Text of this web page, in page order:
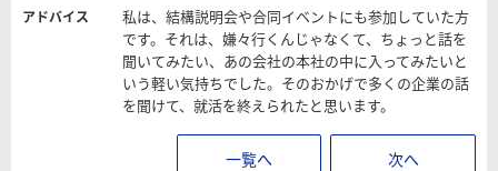
アドバイス
私は、結構説明会や合同イベントにも参加していた方
です。それは、嫌々行くんじゃなくて、ちょっと話を
聞いてみたい、あの会社の本社の中に入ってみたいと
いう軽い気持ちでした。そのおかげで多くの企業の話
を聞けて、就活を終えられたと思います。
一覧へ 次へ